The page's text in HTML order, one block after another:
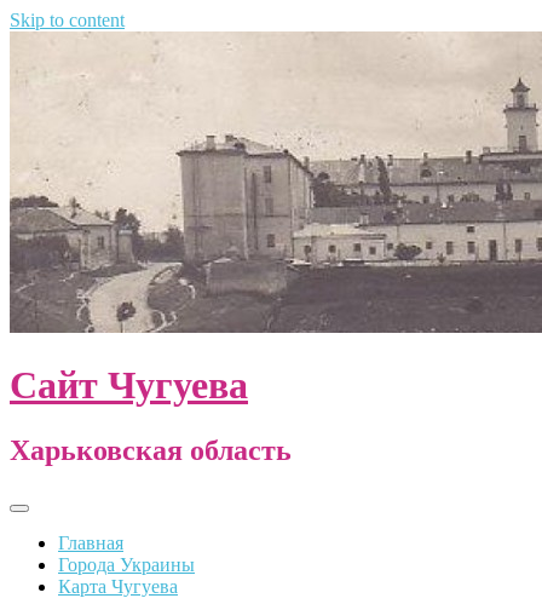
Skip to content
Сайт Чугуева
Харьковская область
Главная
Города Украины
Карта Чугуева